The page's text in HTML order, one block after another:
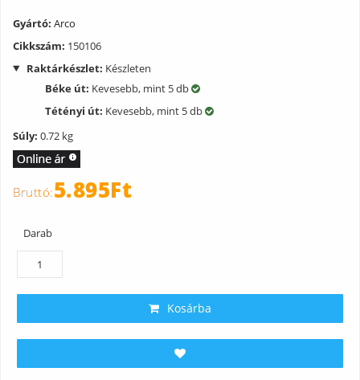
Gyártó: Arco
Cikkszám: 150106
Raktárkészlet: Készleten
Béke út: Kevesebb, mint 5 db
Tétényi út: Kevesebb, mint 5 db
Súly: 0.72 kg
5.895Ft
Darab
Kosárba